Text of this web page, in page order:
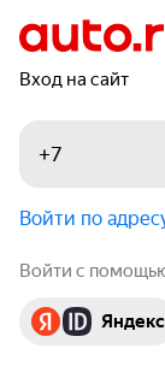
Вход на сайт
Войти по
Войти с
Яндекс